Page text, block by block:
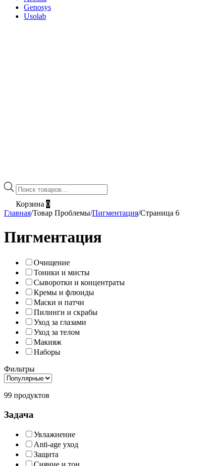
Genosys
Usolab
Поиск
товаров
Корзина 0
Главная/Товар Проблемы/Пигментация/Страница 6
Пигментация
Очищение
Тоники и мисты
Сыворотки и концентраты
Кремы и флюиды
Маски и патчи
Пилинги и скрабы
Уход за глазами
Уход за телом
Макияж
Наборы
Фильтры
99 продуктов
Задача
Увлажнение
Anti-age уход
Защита